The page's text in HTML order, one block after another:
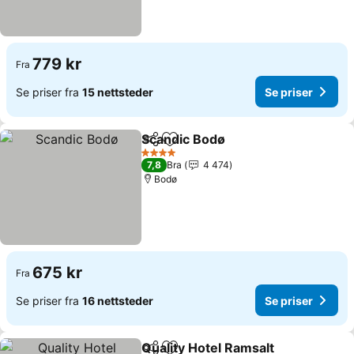
Fra 779 kr
Se priser fra 15 nettsteder Se priser
Del Legg til i favoritter
Scandic Bodø
4 Stjerner
7,8 Bra
4 474
Bodø
Fra 675 kr
Se priser fra 16 nettsteder Se priser
Quality Hotel Ramsalt